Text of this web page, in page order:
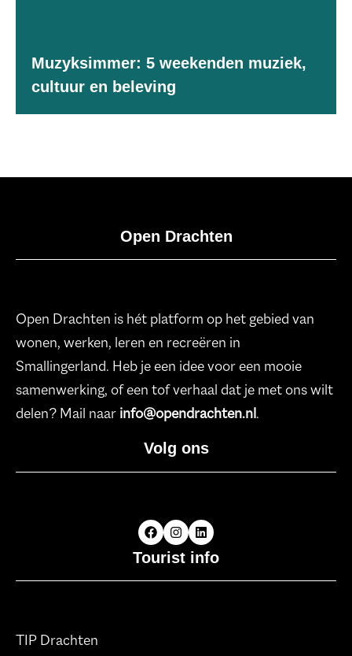
Muzyksimmer: 5 weekenden muziek,
cultuur en beleving
Open Drachten
Open Drachten is hét platform op het gebied van
wonen, werken, leren en recreëren in
Smallingerland. Heb je een idee voor een mooie
samenwerking, of een tof verhaal dat je met ons wilt
delen? Mail naar info@opendrachten.nl.
Volg ons
Tourist info
TIP Drachten